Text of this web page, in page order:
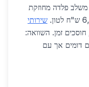
50,000 טון. פרויקט שדרוג 2026 משלב פלדה מחוזקת
שירותי
זמן. השוואה:
דומים אך עם